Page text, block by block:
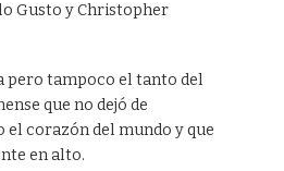
Gusto y Christopher
pero tampoco el tanto del
que no dejó de
corazón del mundo y que
en alto.